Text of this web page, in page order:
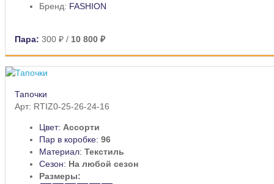
Бренд: FASHION
Пара: 300 ₽ / 10 800 ₽
Тапочки
Арт: RTIZ0-25-26-24-16
Цвет: Ассорти
Пар в коробке: 96
Материал: Текстиль
Сезон: На любой сезон
Размеры: